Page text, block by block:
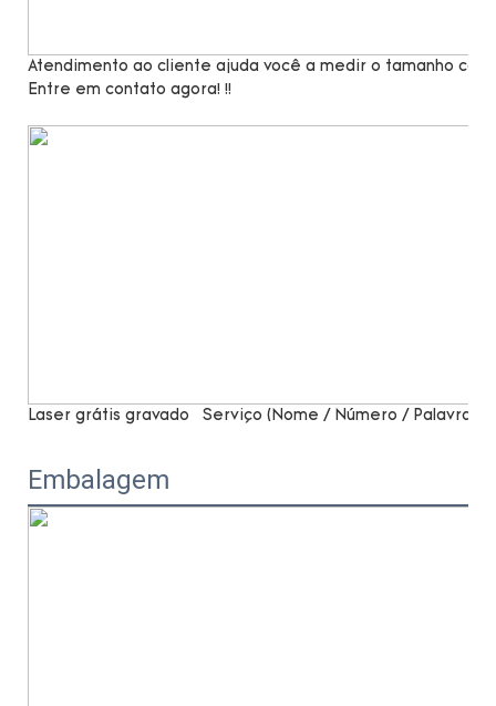
Atendimento ao cliente ajuda você a medir o tamanho
Entre em contato agora! !!
Laser grátis gravado Serviço (Nome / Número / Palavras)
Embalagem